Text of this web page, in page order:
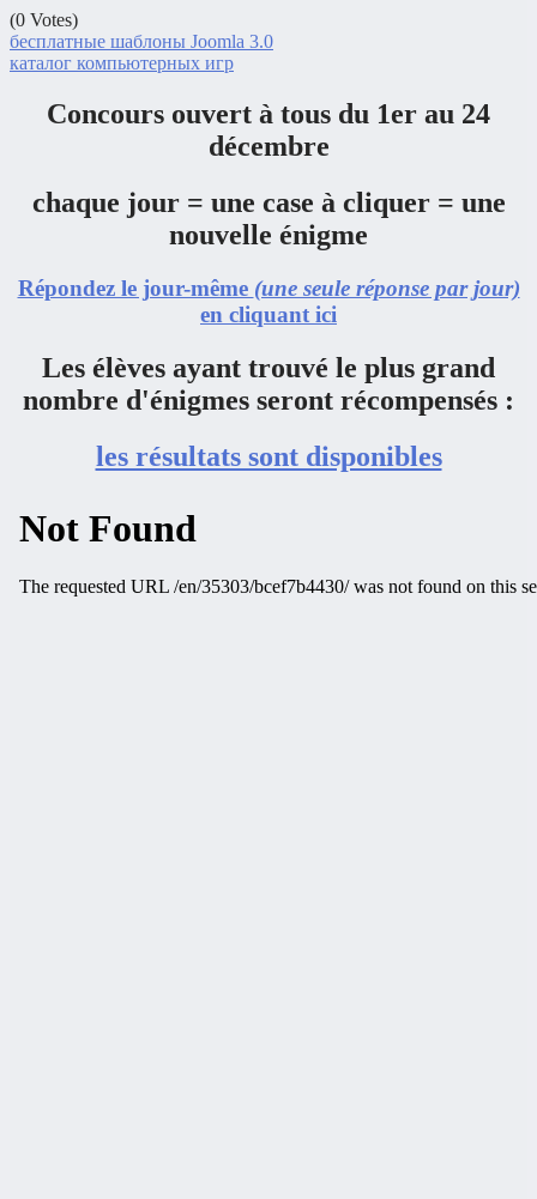
(0 Votes)
бесплатные шаблоны Joomla 3.0
каталог компьютерных игр
Concours ouvert à tous du 1er au 24
décembre
chaque jour = une case à cliquer = une
nouvelle énigme
Répondez le jour-même (une seule réponse par jour)
en cliquant ici
Les élèves ayant trouvé le plus grand
nombre d'énigmes seront récompensés :
les résultats sont disponibles